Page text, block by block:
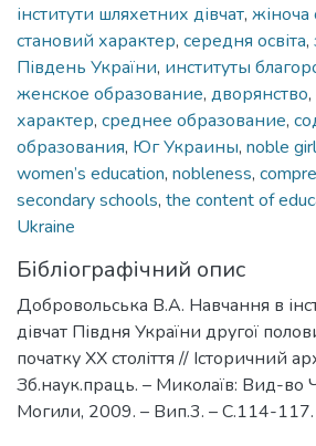
інститути шляхетних дівчат, жіноча
становий характер, середня освіта,
Південь України, институты
женское образование, дворянство,
характер, среднее образование,
образования, Юг Украины, noble
women’s education, nobleness,
secondary schools, the content of
Ukraine
Бібліографічний опис
Добровольська В.А. Навчання в
дівчат Півдня України другої
початку ХХ століття // Історичний
Зб.наук.праць. – Миколаїв: Вид-во
Могили, 2009. – Вип.3. – С.114-117.